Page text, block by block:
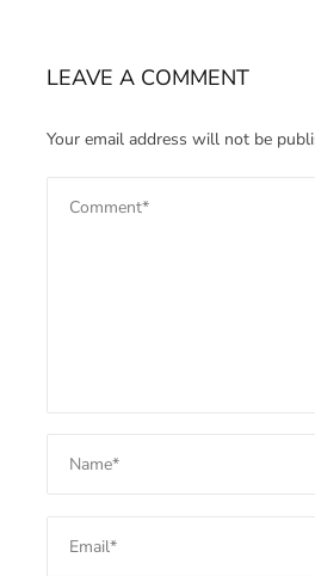
LEAVE A COMMENT
Your email address will not be